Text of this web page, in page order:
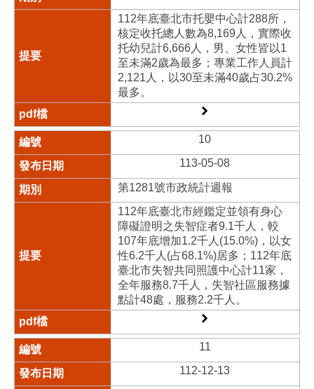
112年底臺北市托嬰中心計288所，
核定收托總人數為8,169人，實際收
托幼兒計6,666人，男、女性皆以1
至未滿2歲為最多；專業工作人員計
2,121人，以30至未滿40歲占30.2%
最多。
10
113-05-08
第1281號市政統計週報
112年底臺北市經鑑定並領有身心
障礙證明之失智症者9.1千人，較
107年底增加1.2千人(15.0%)，以女
性6.2千人(占68.1%)居多；112年底
臺北市失智共同照護中心計11家，
全年服務8.7千人，失智社區服務據
點計48處，服務2.2千人。
11
112-12-13